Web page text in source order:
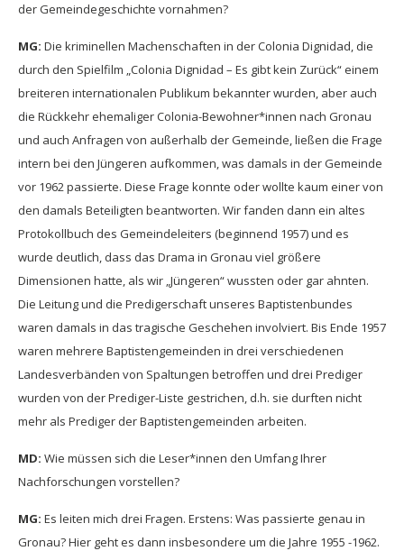
der Gemeindegeschichte vornahmen?
MG: Die kriminellen Machenschaften in der Colonia Dignidad, die
durch den Spielfilm „Colonia Dignidad – Es gibt kein Zurück“ einem
breiteren internationalen Publikum bekannter wurden, aber auch
die Rückkehr ehemaliger Colonia-Bewohner*innen nach Gronau
und auch Anfragen von außerhalb der Gemeinde, ließen die Frage
intern bei den Jüngeren aufkommen, was damals in der Gemeinde
vor 1962 passierte. Diese Frage konnte oder wollte kaum einer von
den damals Beteiligten beantworten. Wir fanden dann ein altes
Protokollbuch des Gemeindeleiters (beginnend 1957) und es
wurde deutlich, dass das Drama in Gronau viel größere
Dimensionen hatte, als wir „Jüngeren“ wussten oder gar ahnten.
Die Leitung und die Predigerschaft unseres Baptistenbundes
waren damals in das tragische Geschehen involviert. Bis Ende 1957
waren mehrere Baptistengemeinden in drei verschiedenen
Landesverbänden von Spaltungen betroffen und drei Prediger
wurden von der Prediger-Liste gestrichen, d.h. sie durften nicht
mehr als Prediger der Baptistengemeinden arbeiten.
MD: Wie müssen sich die Leser*innen den Umfang Ihrer
Nachforschungen vorstellen?
MG: Es leiten mich drei Fragen. Erstens: Was passierte genau in
Gronau? Hier geht es dann insbesondere um die Jahre 1955 -1962.